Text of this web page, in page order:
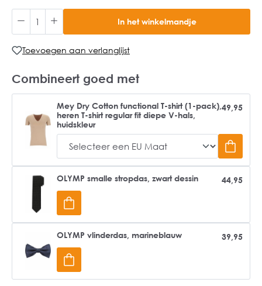
In het winkelmandje
Toevoegen aan verlanglijst
Combineert goed met
Mey Dry Cotton functional T-shirt (1-pack),
heren T-shirt regular fit diepe V-hals,
huidskleur
49,95
OLYMP smalle stropdas, zwart dessin 44,95
OLYMP vlinderdas, marineblauw 39,95